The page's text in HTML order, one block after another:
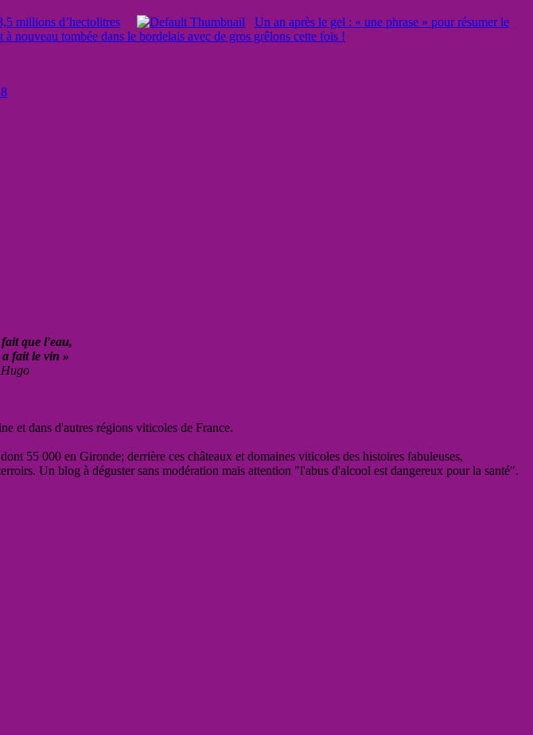
millions d’hectolitres
Un an après le gel : « une phrase » pour résumer le
à nouveau tombée dans le bordelais avec de gros grêlons cette fois !
que l'eau,
fait le vin »
et dans d'autres régions viticoles de France.
55 000 en Gironde; derrière ces châteaux et domaines viticoles des histoires fabuleuses,
Un blog à déguster sans modération mais attention "l'abus d'alcool est dangereux pour la santé".